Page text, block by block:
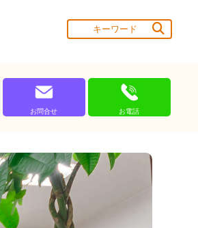
お問合せ お電話